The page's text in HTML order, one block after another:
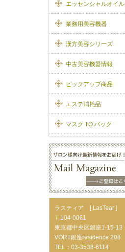
エッセンシャルオイル
業務用美容機器
漢方美容シリーズ
中古美容機器情報
ピックアップ商品
エステ消耗品
マスク TO パック
ラスティア [ LasTear ]
〒104-0061
東京都中央区銀座1-15-13
VORT銀座residence 208
TEL：03-3538-6114